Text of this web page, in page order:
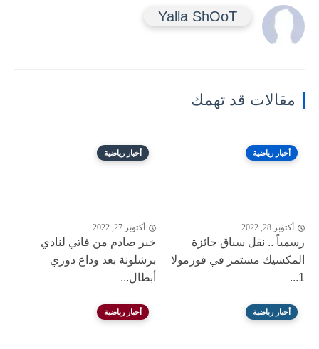
Yalla ShOoT
مقالات قد تهمك
أخبار رياضية
أكتوبر 28, 2022
رسمياً .. نقل سباق جائزة
المكسيك مستمر في فورمولا
1...
أخبار رياضية
أكتوبر 27, 2022
خبر صادم من فاتي لنادي
برشلونة بعد وداع دوري
أبطال...
أخبار رياضية أخبار رياضية